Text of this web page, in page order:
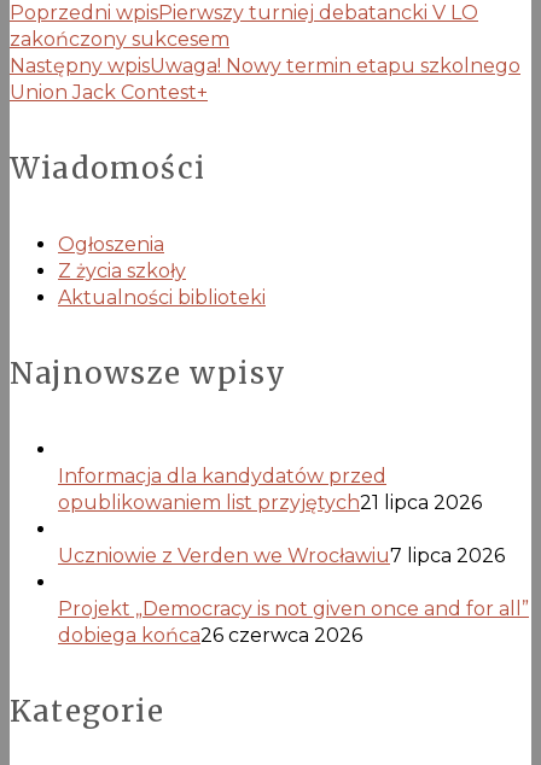
Poprzedni wpisPierwszy turniej debatancki V LO
zakończony sukcesem
Następny wpisUwaga! Nowy termin etapu szkolnego
Union Jack Contest+
Wiadomości
Ogłoszenia
Z życia szkoły
Aktualności biblioteki
Najnowsze wpisy
Informacja dla kandydatów przed
opublikowaniem list przyjętych21 lipca 2026
Uczniowie z Verden we Wrocławiu7 lipca 2026
Projekt „Democracy is not given once and for all”
dobiega końca26 czerwca 2026
Kategorie